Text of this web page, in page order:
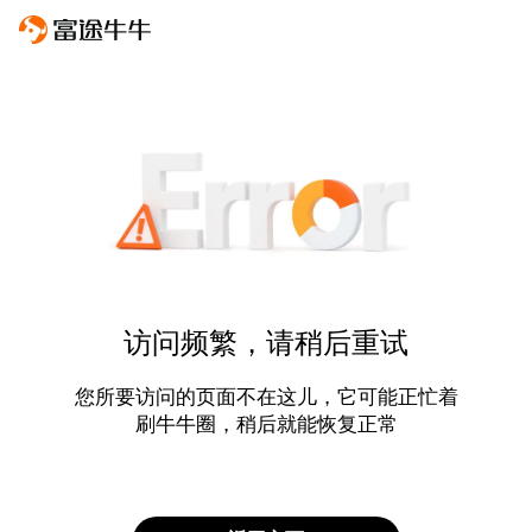
访问频繁，请稍后重试
您所要访问的页面不在这儿，它可能正忙着
刷牛牛圈，稍后就能恢复正常